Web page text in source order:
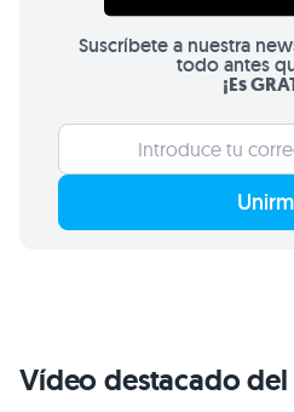
Suscríbete a nuestra
todo antes
¡Es
Vídeo destacado